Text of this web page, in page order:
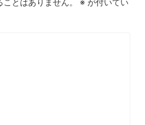
とはありません。 ※ が付いてい